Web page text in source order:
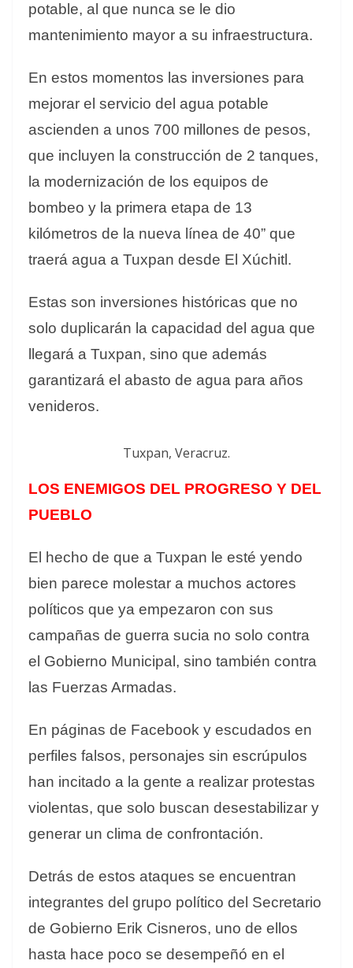
potable, al que nunca se le dio
mantenimiento mayor a su infraestructura.
En estos momentos las inversiones para
mejorar el servicio del agua potable
ascienden a unos 700 millones de pesos,
que incluyen la construcción de 2 tanques,
la modernización de los equipos de
bombeo y la primera etapa de 13
kilómetros de la nueva línea de 40” que
traerá agua a Tuxpan desde El Xúchitl.
Estas son inversiones históricas que no
solo duplicarán la capacidad del agua que
llegará a Tuxpan, sino que además
garantizará el abasto de agua para años
venideros.
Tuxpan, Veracruz.
LOS ENEMIGOS DEL PROGRESO Y DEL
PUEBLO
El hecho de que a Tuxpan le esté yendo
bien parece molestar a muchos actores
políticos que ya empezaron con sus
campañas de guerra sucia no solo contra
el Gobierno Municipal, sino también contra
las Fuerzas Armadas.
En páginas de Facebook y escudados en
perfiles falsos, personajes sin escrúpulos
han incitado a la gente a realizar protestas
violentas, que solo buscan desestabilizar y
generar un clima de confrontación.
Detrás de estos ataques se encuentran
integrantes del grupo político del Secretario
de Gobierno Erik Cisneros, uno de ellos
hasta hace poco se desempeñó en el